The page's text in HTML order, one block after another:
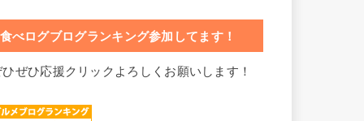
食べログブログランキング参加してます！
ひぜひ応援クリックよろしくお願いします！